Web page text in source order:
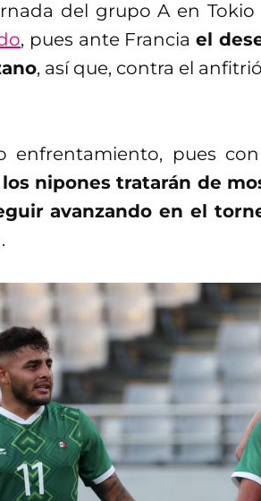
del grupo A en Tokio
, pues ante Franciael
, así que, contra el
enfrentamiento, pues
los nipones tratarán de
avanzando en el